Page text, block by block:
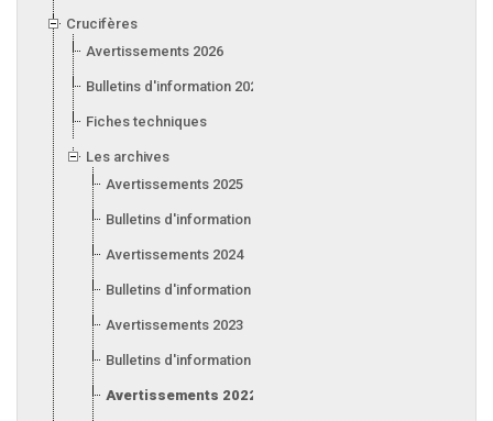
Crucifères
Avertissements 2026
Bulletins d'information 2026
Fiches techniques
Les archives
Avertissements 2025
Bulletins d'information 2025
Avertissements 2024
Bulletins d'information 2024
Avertissements 2023
Bulletins d'information 2023
Avertissements 2022